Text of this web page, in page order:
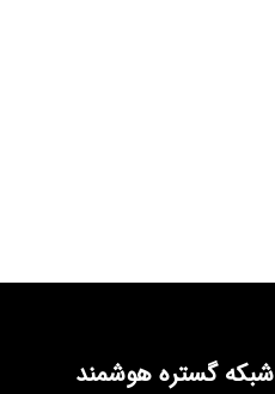
گستره هوشمند